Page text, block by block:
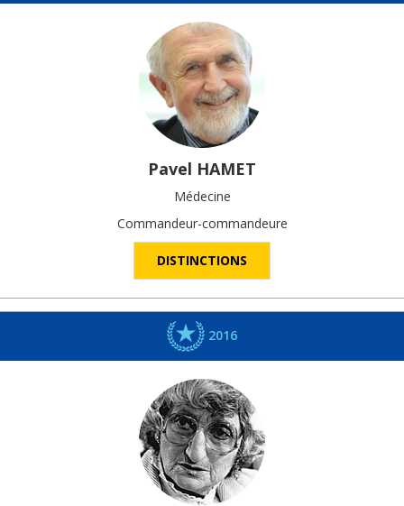
Pavel HAMET
Médecine
Commandeur-commandeure
DISTINCTIONS
2016